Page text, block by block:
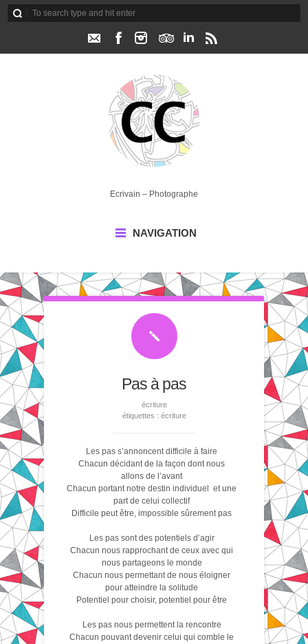
Ecrivain – Photographe
NAVIGATION
Pas à pas
écriture
étiquettes : écriture
Les pas s’annoncent difficile à faire
Chacun décidant de la façon dont nous
allons de l’avant
Chacun portant notre destin individuel et une
part de celui collectif
Difficile peut être, impossible sûrement pas
Les pas sont des potentiels d’agir
Chacun nous rapprochant de ceux avec qui
nous partageons le monde
Chacun nous permettant de nous éloigner
pour atteindre la solitude
Potentiel pour choisir, potentiel pour être
Les pas nous permettent la rencontre
Chacun pouvant devenir celui qui comble le